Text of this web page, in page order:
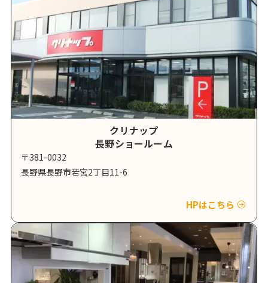
クリナップ
長野ショールーム
〒381-0032
長野県長野市若宮2丁目11-6
HPはこちら